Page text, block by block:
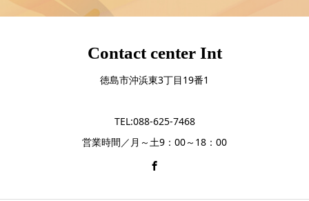
Contact center Int
徳島市沖浜東3丁目19番1
TEL:088-625-7468
営業時間／月～土9：00～18：00